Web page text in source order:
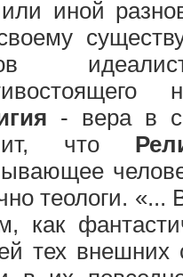
иной
- вера в
что
теологи. «...
как
тех внешних